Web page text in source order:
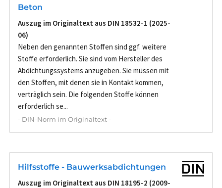
Beton
Auszug im Originaltext aus DIN 18532-1 (2025-
06)
Neben den genannten Stoffen sind ggf. weitere
Stoffe erforderlich. Sie sind vom Hersteller des
Abdichtungssystems anzugeben. Sie müssen mit
den Stoffen, mit denen sie in Kontakt kommen,
verträglich sein. Die folgenden Stoffe können
erforderlich se...
- DIN-Norm im Originaltext -
Hilfsstoffe - Bauwerksabdichtungen
Auszug im Originaltext aus DIN 18195-2 (2009-